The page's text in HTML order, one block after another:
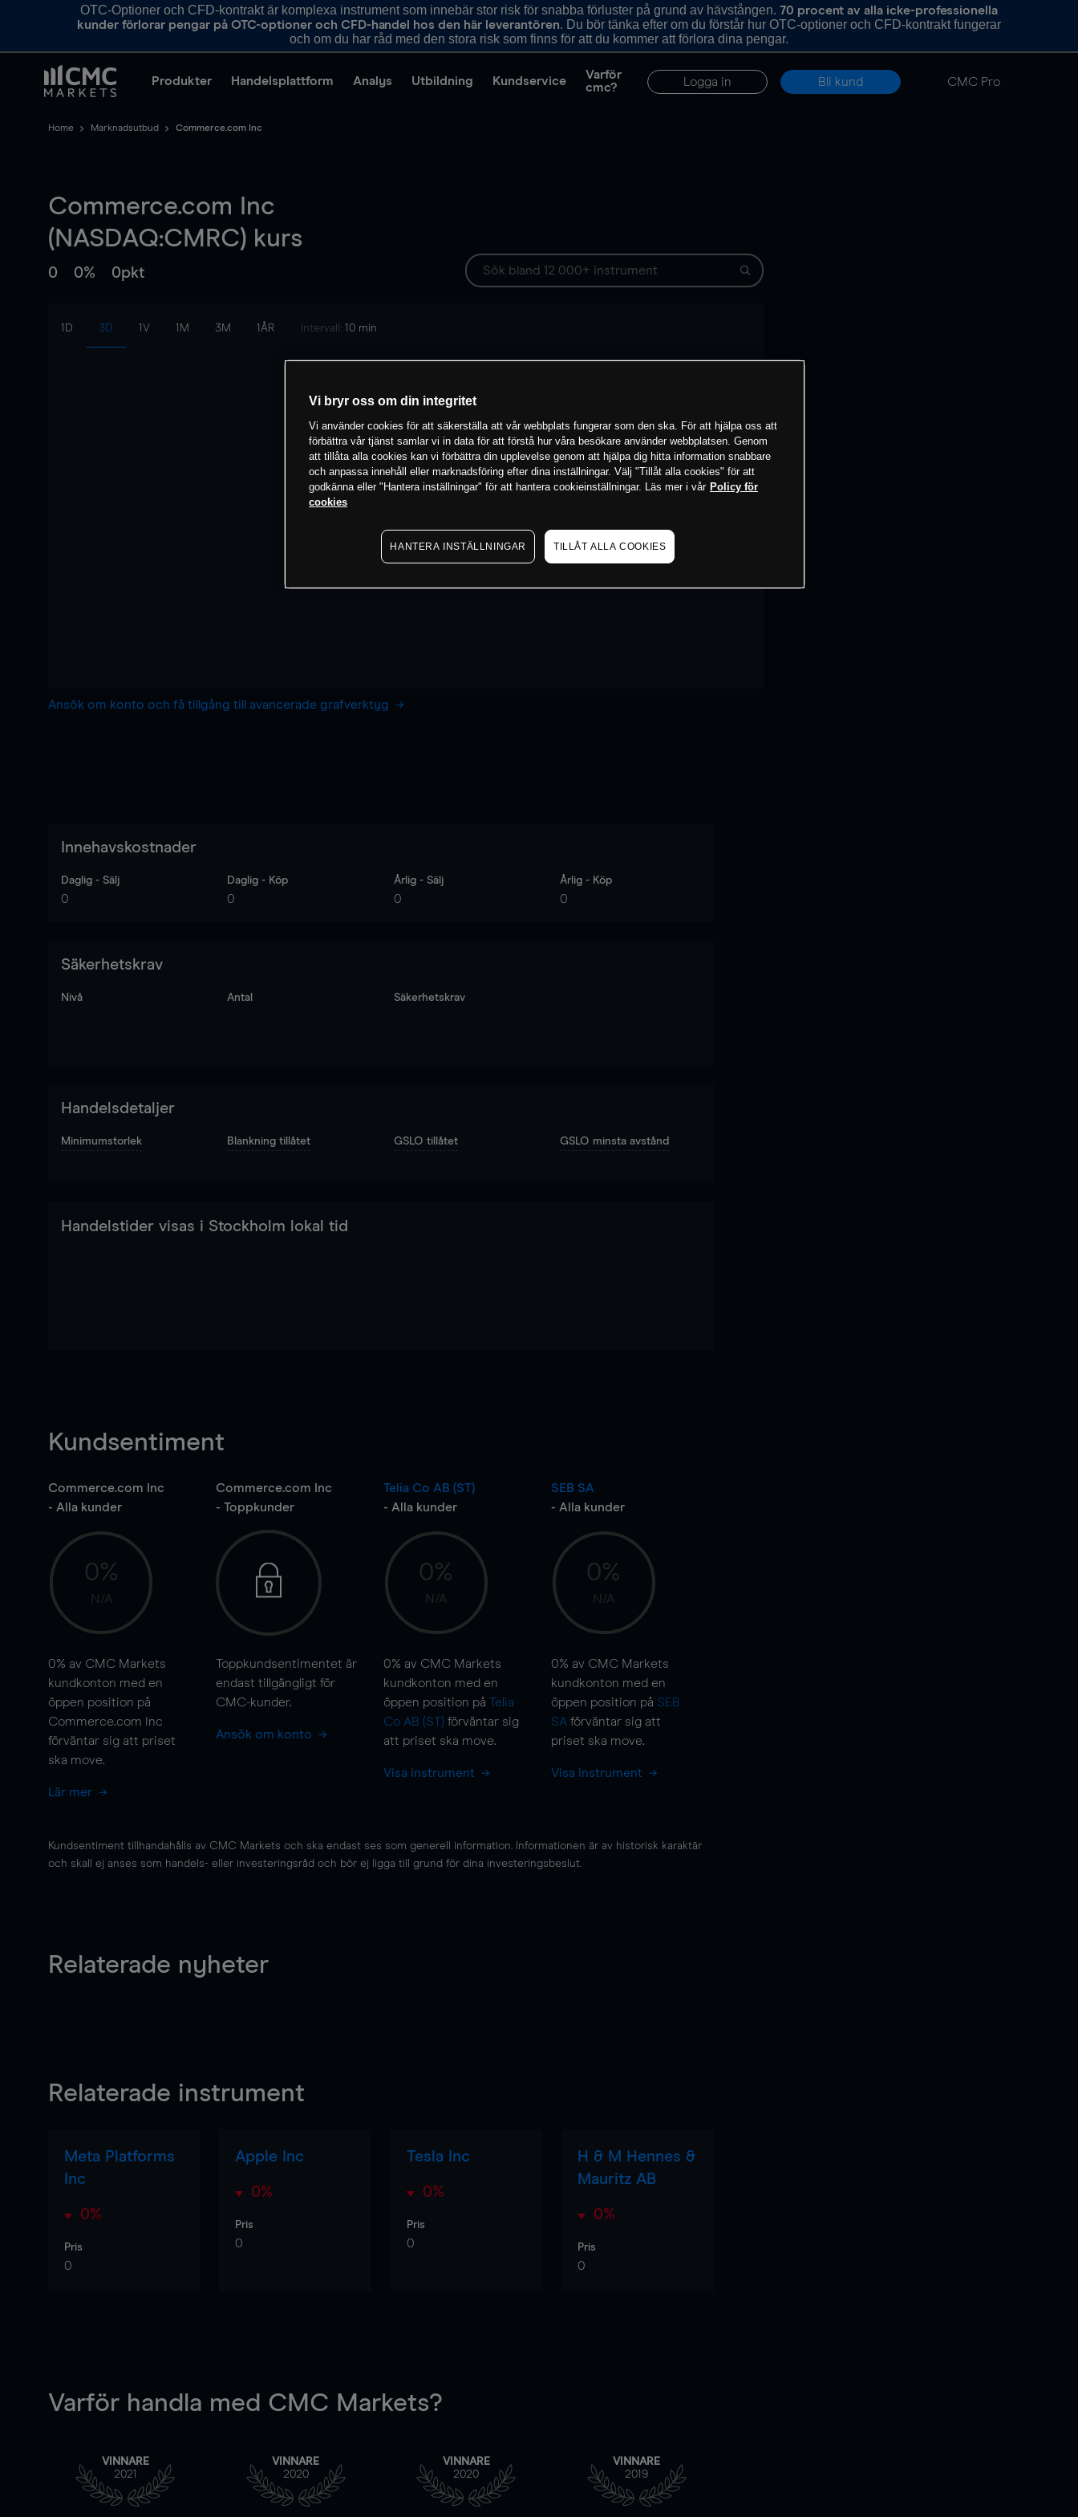
OTC-Optioner och CFD-kontrakt är komplexa instrument som innebär stor risk för snabba förluster på grund av hävstången. 70 procent av alla icke-professionella
kunder förlorar pengar på OTC-optioner och CFD-handel hos den här leverantören. Du bör tänka efter om du förstår hur OTC-optioner och CFD-kontrakt fungerar
och om du har råd med den stora risk som finns för att du kommer att förlora dina pengar.
Produkter Handelsplattform Analys Utbildning Kundservice
Varför
cmc?
Logga in Bli kund CMC Pro
Home Marknadsutbud Commerce.com Inc
Commerce.com Inc
(NASDAQ:CMRC) kurs
0 0% 0pkt
1D 3D 1V 1M 3M 1ÅR Intervall: 10 min
Ansök om konto och få tillgång till avancerade grafverktyg
Innehavskostnader
Daglig - Sälj
0
Daglig - Köp
0
Årlig - Sälj
0
Årlig - Köp
0
Säkerhetskrav
Nivå Antal Säkerhetskrav
Handelsdetaljer
Minimumstorlek Blankning tillåtet GSLO tillåtet GSLO minsta avstånd
Handelstider visas i Stockholm lokal tid
Kundsentiment
Commerce.com Inc
- Alla kunder
0%
N/A
0% av CMC Markets
kundkonton med en
öppen position på
Commerce.com Inc
förväntar sig att priset
ska move.
Lär mer
Commerce.com Inc
- Toppkunder
Toppkundsentimentet är
endast tillgängligt för
CMC-kunder.
Ansök om konto
Telia Co AB (ST)
- Alla kunder
0%
N/A
0% av CMC Markets
kundkonton med en
öppen position på Telia
Co AB (ST) förväntar sig
att priset ska move.
Visa instrument
SEB SA
- Alla kunder
0%
N/A
0% av CMC Markets
kundkonton med en
öppen position på SEB
SA förväntar sig att
priset ska move.
Visa instrument
Kundsentiment tillhandahålls av CMC Markets och ska endast ses som generell information. Informationen är av historisk karaktär
och skall ej anses som handels- eller investeringsråd och bör ej ligga till grund för dina investeringsbeslut.
Relaterade nyheter
Relaterade instrument
Meta Platforms
Inc
0%
Pris
0
Apple Inc
0%
Pris
0
Tesla Inc
0%
Pris
0
H & M Hennes &
Mauritz AB
0%
Pris
0
Varför handla med CMC Markets?
VINNARE
2021
VINNARE
2020
VINNARE
2020
VINNARE
2019
Vi bryr oss om din integritet
Vi använder cookies för att säkerställa att vår webbplats fungerar som den ska. För att hjälpa oss att
förbättra vår tjänst samlar vi in data för att förstå hur våra besökare använder webbplatsen. Genom
att tillåta alla cookies kan vi förbättra din upplevelse genom att hjälpa dig hitta information snabbare
och anpassa innehåll eller marknadsföring efter dina inställningar. Välj "Tillåt alla cookies" för att
godkänna eller "Hantera inställningar" för att hantera cookieinställningar. Läs mer i vår Policy för
cookies
HANTERA INSTÄLLNINGAR TILLÅT ALLA COOKIES